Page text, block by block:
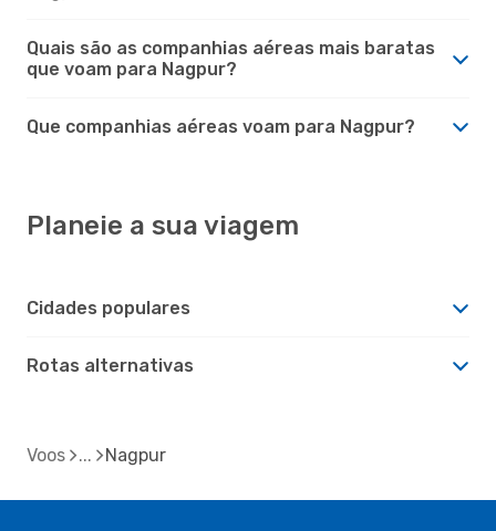
Quais são as companhias aéreas mais baratas
que voam para Nagpur?
Que companhias aéreas voam para Nagpur?
Planeie a sua viagem
Cidades populares
Rotas alternativas
Voos Nagpur